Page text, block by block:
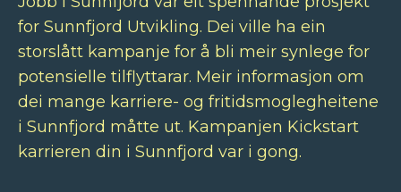
for Sunnfjord Utvikling. Dei ville ha ein
storslått kampanje for å bli meir synlege for
potensielle tilflyttarar. Meir informasjon om
dei mange karriere- og fritidsmoglegheitene
i Sunnfjord måtte ut. Kampanjen Kickstart
karrieren din i Sunnfjord var i gong.